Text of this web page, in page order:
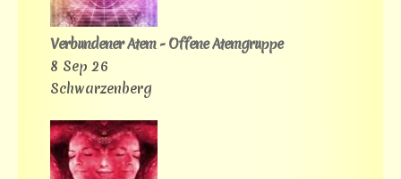
Verbundener Atem - Offene Atemgruppe
8 Sep 26
Schwarzenberg